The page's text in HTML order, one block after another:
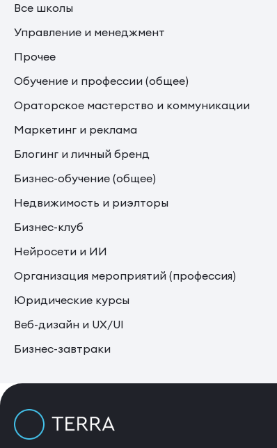
Все школы
Управление и менеджмент
Прочее
Обучение и профессии (общее)
Ораторское мастерство и коммуникации
Маркетинг и реклама
Блогинг и личный бренд
Бизнес-обучение (общее)
Недвижимость и риэлторы
Бизнес-клуб
Нейросети и ИИ
Организация мероприятий (профессия)
Юридические курсы
Веб-дизайн и UX/UI
Бизнес-завтраки